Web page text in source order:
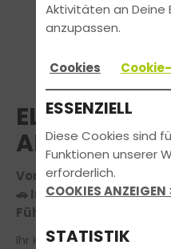
ELTERN
ALLE)
Voraussichtlicher
🚗 Infoabend für Eltern
Führerschein Ihres
Ihr Kind möchte bald den
Aktivitäten an Deine
anzupassen.
Cookies
ESSENZIELL
Diese Cookies sind
Funktionen unserer
erforderlich.
COOKIES ANZEIGEN
STATISTIK